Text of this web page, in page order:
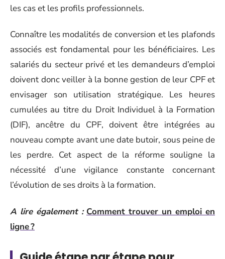
les cas et les profils professionnels.
Connaître les modalités de conversion et les plafonds
associés est fondamental pour les bénéficiaires. Les
salariés du secteur privé et les demandeurs d’emploi
doivent donc veiller à la bonne gestion de leur CPF et
envisager son utilisation stratégique. Les heures
cumulées au titre du Droit Individuel à la Formation
(DIF), ancêtre du CPF, doivent être intégrées au
nouveau compte avant une date butoir, sous peine de
les perdre. Cet aspect de la réforme souligne la
nécessité d’une vigilance constante concernant
l’évolution de ses droits à la formation.
A lire également : Comment trouver un emploi en
ligne ?